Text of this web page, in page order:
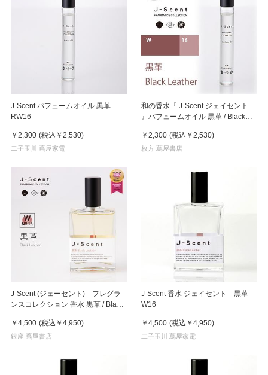
J-Scent パフュームオイル 黒革
RW16
￥2,300 (税込 ￥2,530)
二子玉川 蔦屋家電
和の香水『 J-Scent ジェイセント
』パフュームオイル 黒革 / Black
￥2,300 (税込 ￥2,530)
枚方 蔦屋書店
J-Scent (ジェーセント) フレグラ
ンスコレクション 香水 黒革 / Black
￥4,500 (税込 ￥4,950)
銀座 蔦屋書店
J-Scent 香水 ジェイセント 黒革
W16
￥4,500 (税込 ￥4,950)
二子玉川 蔦屋家電